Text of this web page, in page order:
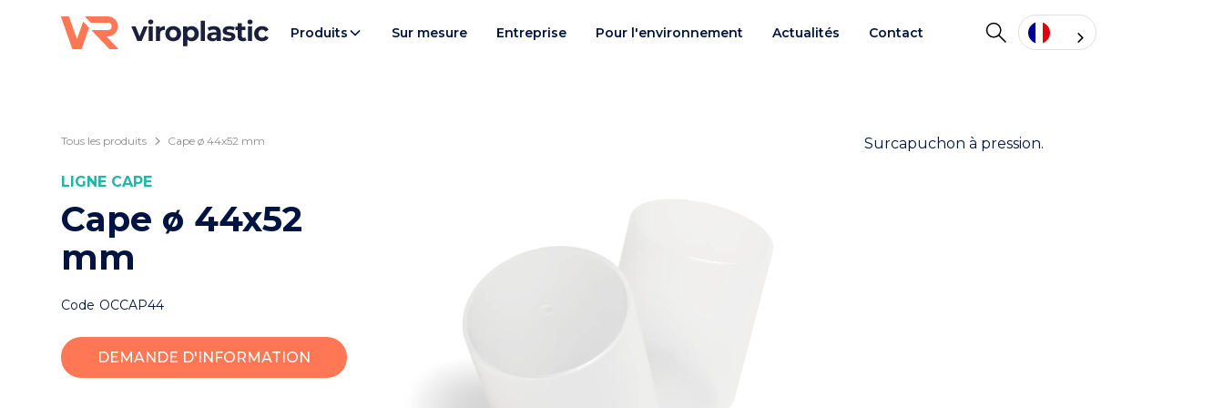
Produits Sur mesure Entreprise Pour l'environnement Actualités Contact
Tous les produits Cape ø 44x52 mm
LIGNE CAPE
Cape ø 44x52
mm
Code OCCAP44
DEMANDE D'INFORMATION
Surcapuchon à pression.